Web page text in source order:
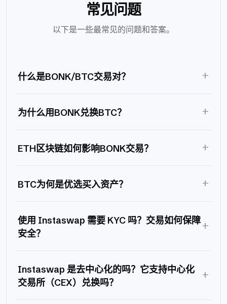
常见问题
以下是一些最常见的问题和答案。
什么是BONK/BTC交易对？ +
为什么用BONK兑换BTC？ +
ETH区块链如何影响BONK交易？ +
BTC为何是优选买入资产？ +
使用 Instaswap 需要 KYC 吗？交易如何保障
安全？
+
Instaswap 是去中心化的吗？它支持中心化
交易所（CEX）兑换吗？
+